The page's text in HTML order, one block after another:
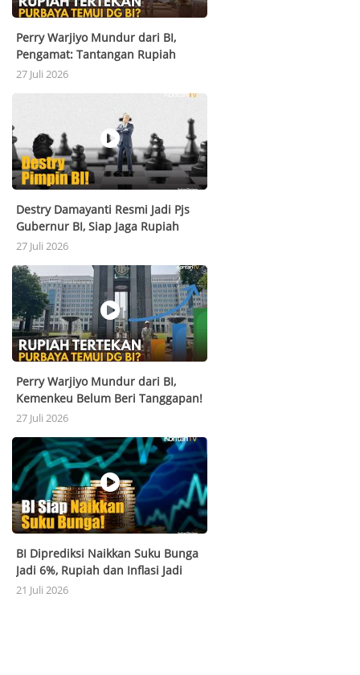
Perry Warjiyo Mundur dari BI,
Pengamat: Tantangan Rupiah
Semakin Berat
27 Juli 2026
Destry Damayanti Resmi Jadi Pjs
Gubernur BI, Siap Jaga Rupiah
Usai Perry Warjiyo Mundur
27 Juli 2026
Perry Warjiyo Mundur dari BI,
Kemenkeu Belum Beri Tanggapan!
Pengamat: Tantangan Rupiah Kian
27 Juli 2026
BI Diprediksi Naikkan Suku Bunga
Jadi 6%, Rupiah dan Inflasi Jadi
Pemicu
21 Juli 2026